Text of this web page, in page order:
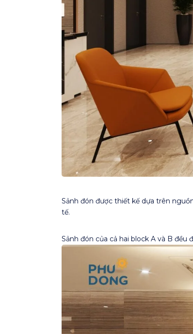
Sảnh đón được thiết kế dựa trên
tế.
Sảnh đón của cả hai block A và B